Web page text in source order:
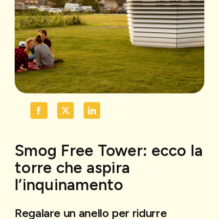
Smog Free Tower: ecco la
torre che aspira
l’inquinamento
Regalare un anello per ridurre